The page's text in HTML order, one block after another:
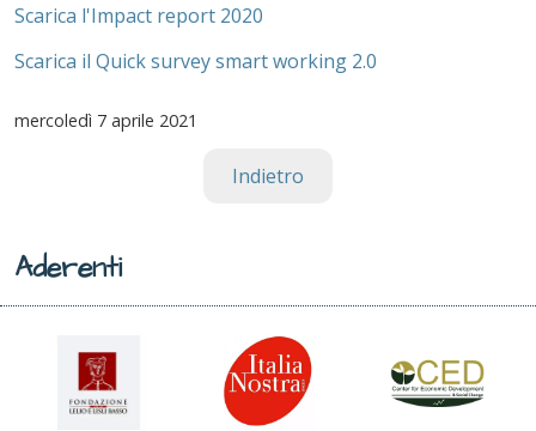
Scarica l'Impact report 2020
Scarica il Quick survey smart working 2.0
mercoledì 7 aprile 2021
Indietro
Aderenti